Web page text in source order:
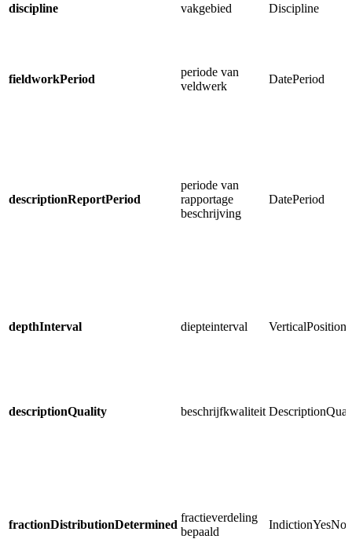
discipline vakgebied Discipline
fieldworkPeriod
periode van
veldwerk
DatePeriod
descriptionReportPeriod
periode van
rapportage
beschrijving
DatePeriod
depthInterval diepteinterval
descriptionQuality beschrijfkwaliteit
fractionDistributionDetermined
fractieverdeling
bepaald